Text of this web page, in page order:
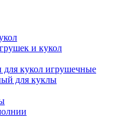
и кукол
кукол игрушечные
для куклы